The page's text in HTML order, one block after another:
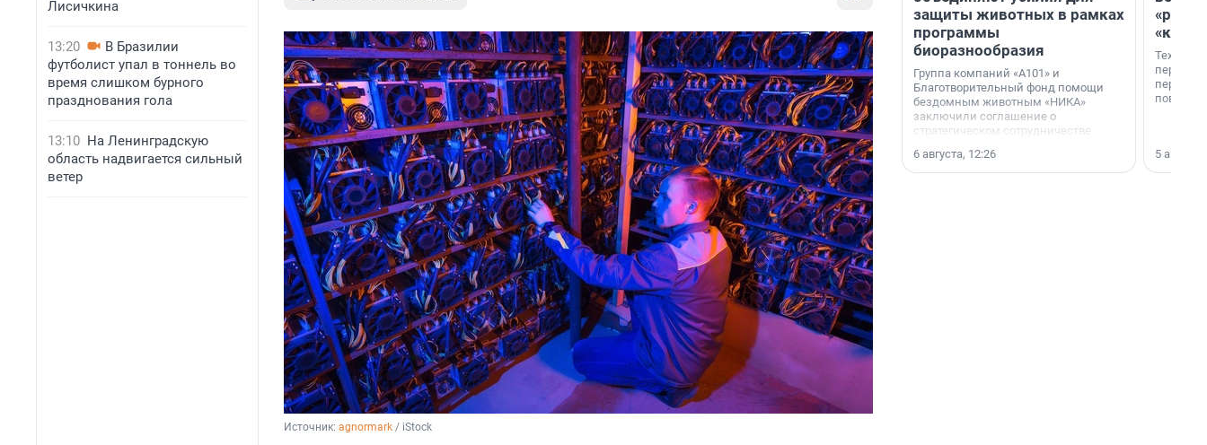
Лисичкина
13:20
В Бразилии
футболист упал в тоннель во
время слишком бурного
празднования гола
13:10 На Ленинградскую
область надвигается сильный
ветер
Источник: agnormark / iStock
защиты животных в рамках
программы
биоразнообразия
Группа компаний «А101» и
Благотворительный фонд помощи
бездомным животным «НИКА»
заключили соглашение о
стратегическом сотрудничестве.
6 августа, 12:26
5